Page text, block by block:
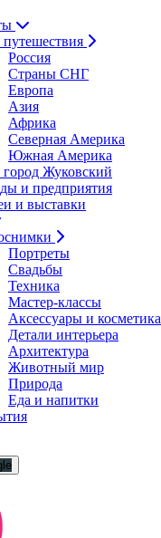
Россия
Страны СНГ
Европа
Азия
Африка
Северная Америка
Южная Америка
Жуковский
и предприятия
и выставки
Портреты
Свадьбы
Техника
Мастер-классы
Аксессуары и косметика
Детали интерьера
Архитектура
Животный мир
Природа
Еда и напитки